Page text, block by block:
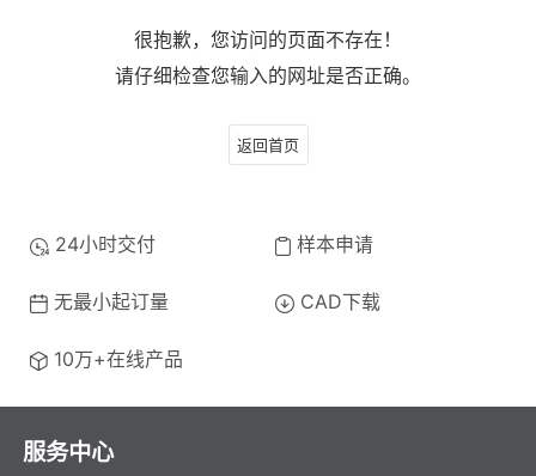
很抱歉，您访问的页面不存在！
请仔细检查您输入的网址是否正确。
返回首页
24小时交付 样本申请
无最小起订量 CAD下载
10万+在线产品
服务中心